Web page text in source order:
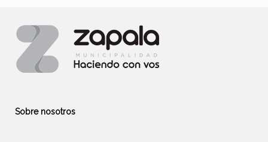
Sobre nosotros